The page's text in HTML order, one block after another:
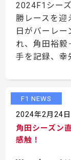
2024F1シー
勝レースを迎
日がバーレ
れ、角田裕毅
手を記録、幸
F1 NEWS
2024年2月24日
角田シーズン
感触！